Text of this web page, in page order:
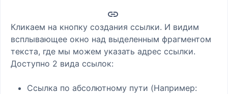
Кликаем на кнопку создания ссылки. И видим
всплывающее окно над выделенным фрагментом
текста, где мы можем указать адрес ссылки.
Доступно 2 вида ссылок:
Ссылка по абсолютному пути (Например: